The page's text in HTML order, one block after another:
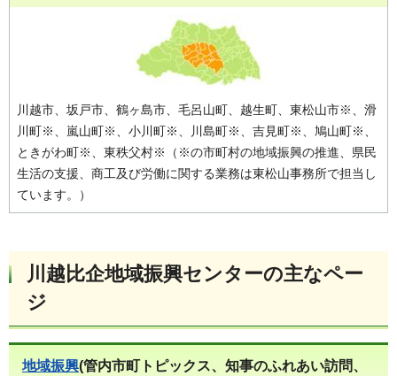
川越市、坂戸市、鶴ヶ島市、毛呂山町、越生町、東松山市※、滑
川町※、嵐山町※、小川町※、川島町※、吉見町※、鳩山町※、
ときがわ町※、東秩父村※（※の市町村の地域振興の推進、県民
生活の支援、商工及び労働に関する業務は東松山事務所で担当し
ています。）
川越比企地域振興センターの主なペー
ジ
地域振興(管内市町トピックス、知事のふれあい訪問、